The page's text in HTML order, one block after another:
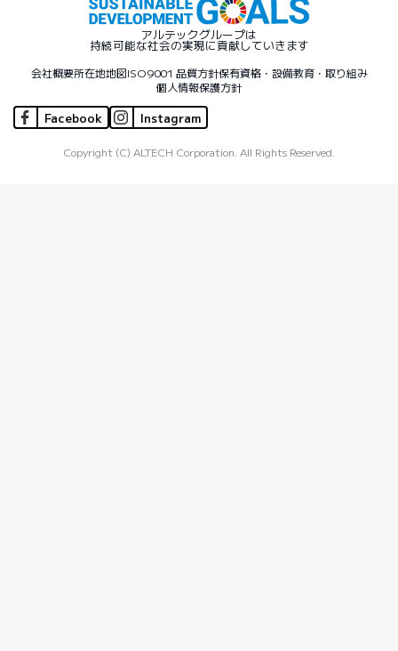
アルテックグループは
持続可能な社会の実現に貢献していきます
会社概要所在地地図ISO9001 品質方針保有資格・設備教育・取り組み
個人情報保護方針
Facebook Instagram
Copyright (C) ALTECH Corporation. All Rights Reserved.